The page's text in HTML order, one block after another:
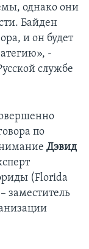
однако они
Байден
и он будет
-
службе
по
Дэвид
(Florida
заместитель